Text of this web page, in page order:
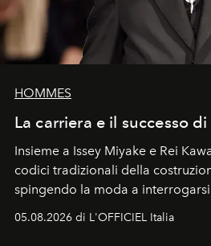
HOMMES
La carriera e il successo
Insieme a Issey Miyake e Rei
codici tradizionali della
spingendo la moda a
05.08.2026 di L'OFFICIEL Italia